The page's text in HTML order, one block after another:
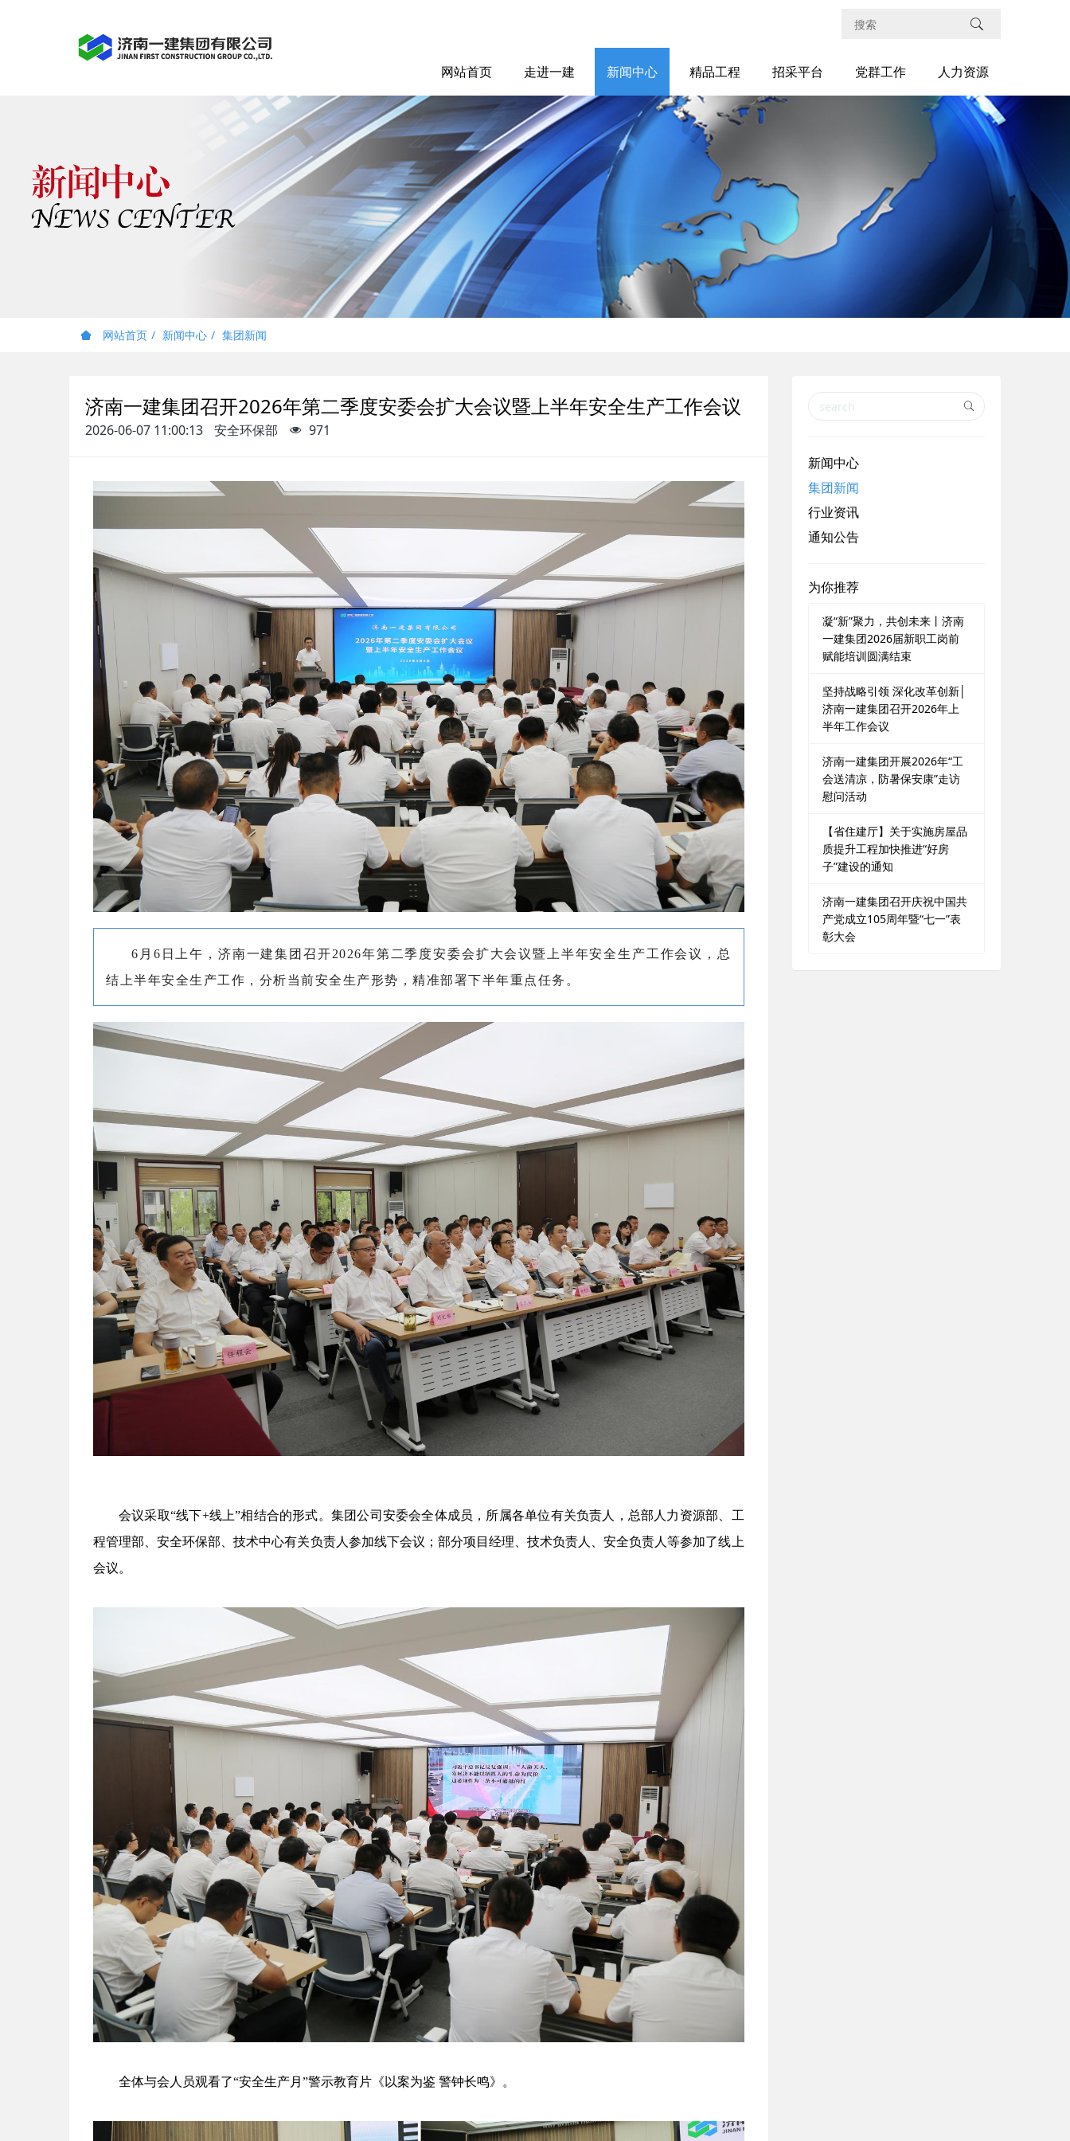
网站首页 走进一建 新闻中心 精品工程 招采平台 党群工作 人力资源
网站首页 新闻中心 集团新闻
济南一建集团召开2026年第二季度安委会扩大会议暨上半年安全生产工作会议
2026-06-07 11:00:13 安全环保部 971
6月6日上午，济南一建集团召开2026年第二季度安委会扩大会议暨上半年安全生产工作会议，总
结上半年安全生产工作，分析当前安全生产形势，精准部署下半年重点任务。
会议采取“线下+线上”相结合的形式。集团公司安委会全体成员，所属各单位有关负责人，总部人力资源部、工
程管理部、安全环保部、技术中心有关负责人参加线下会议；部分项目经理、技术负责人、安全负责人等参加了线上
会议。
全体与会人员观看了“安全生产月”警示教育片《以案为鉴 警钟长鸣》。
新闻中心
集团新闻
行业资讯
通知公告
为你推荐
凝“新”聚力，共创未来丨济南
一建集团2026届新职工岗前
赋能培训圆满结束
坚持战略引领 深化改革创新│
济南一建集团召开2026年上
半年工作会议
济南一建集团开展2026年“工
会送清凉，防暑保安康”走访
慰问活动
【省住建厅】关于实施房屋品
质提升工程加快推进“好房
子”建设的通知
济南一建集团召开庆祝中国共
产党成立105周年暨“七一”表
彰大会